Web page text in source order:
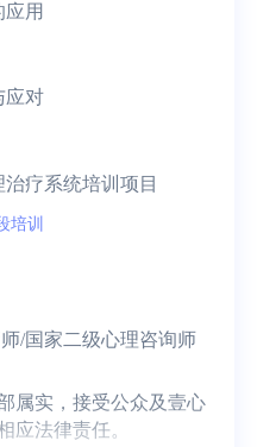
用
应对
疗系统培训项目
培训
/国家二级心理咨询师
属实，接受公众及壹心
应法律责任。